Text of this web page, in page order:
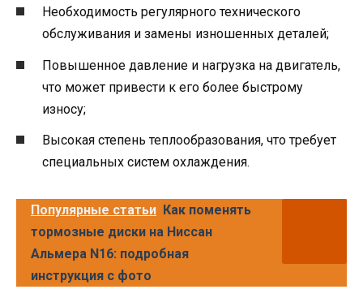
Необходимость регулярного технического
обслуживания и замены изношенных деталей;
Повышенное давление и нагрузка на двигатель,
что может привести к его более быстрому
износу;
Высокая степень теплообразования, что требует
специальных систем охлаждения.
Популярные статьи Как поменять
тормозные диски на Ниссан
Альмера N16: подробная
инструкция с фото